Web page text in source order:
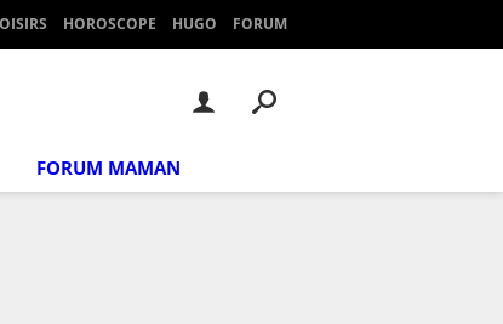
HOROSCOPE HUGO FORUM
FORUM MAMAN